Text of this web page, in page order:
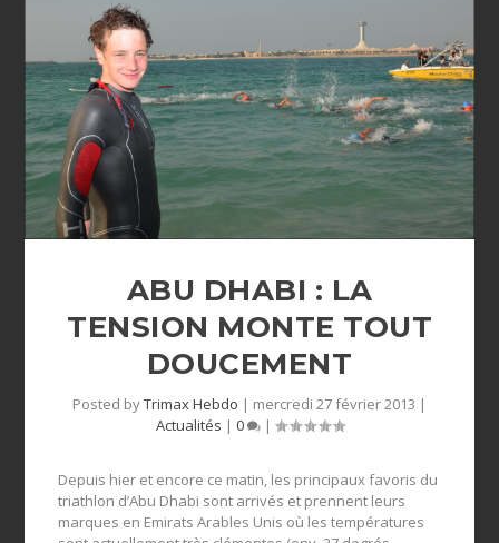
ABU DHABI : LA
TENSION MONTE TOUT
DOUCEMENT
Posted byTrimax Hebdo | mercredi 27 février 2013 |
Actualités | 0 |
Depuis hier et encore ce matin, les principaux favoris du
triathlon d’Abu Dhabi sont arrivés et prennent leurs
marques en Emirats Arables Unis où les températures